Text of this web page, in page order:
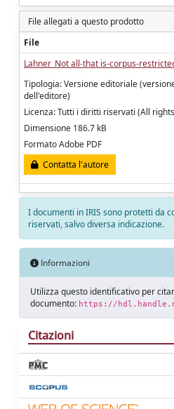
File allegati a questo prodotto
File
Lahner_Not all-that is-corpus-
Tipologia: Versione editoriale
dell'editore)
Licenza: Tutti i diritti riservati (All
Dimensione 186.7 kB
Formato Adobe PDF
Contatta l'autore
I documenti in IRIS sono protetti da
riservati, salvo diversa indicazione.
Informazioni
Utilizza questo identificativo per
documento: https://
Citazioni